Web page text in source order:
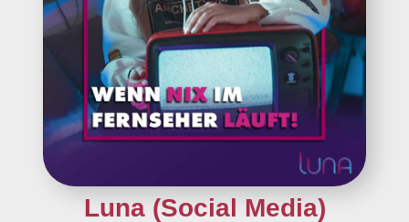
Luna (Social Media)